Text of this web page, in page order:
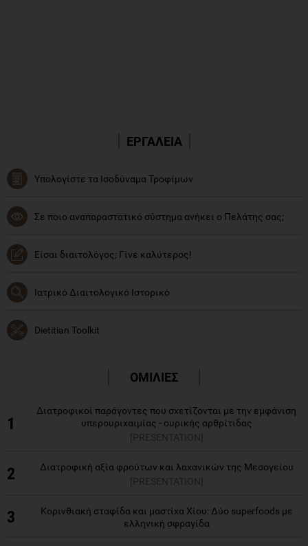
ΕΡΓΑΛΕΙΑ
Υπολογίστε τα Ισοδύναμα Τροφίμων
Σε ποιο αναπαραστατικό σύστημα ανήκει ο Πελάτης σας;
Είσαι διαιτολόγος; Γίνε καλύτερος!
Ιατρικό Διαιτολογικό Ιστορικό
Dietitian Toolkit
ΟΜΙΛΙΕΣ
1
Διατροφικοί παράγοντες που σχετίζονται με την εμφάνιση
υπερουριχαιμίας - ουρικής αρθρίτιδας
[PRESENTATION]
2
Διατροφική αξία φρούτων και λαχανικών της Μεσογείου
[PRESENTATION]
3
Κορινθιακή σταφίδα και μαστίχα Χίου: Δύο superfoods με
ελληνική σφραγίδα